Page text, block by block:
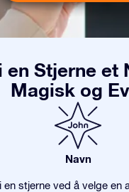
en Stjerne et
Magisk og
Navn
en stjerne ved å velge en